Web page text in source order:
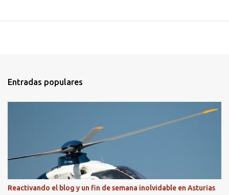
Entradas populares
Reactivando el blog y un fin de semana inolvidable en Asturias